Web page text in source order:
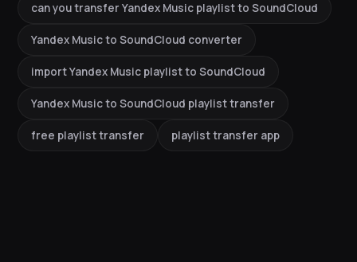
can you transfer Yandex Music playlist to SoundCloud
Yandex Music to SoundCloud converter
import Yandex Music playlist to SoundCloud
Yandex Music to SoundCloud playlist transfer
free playlist transfer playlist transfer app